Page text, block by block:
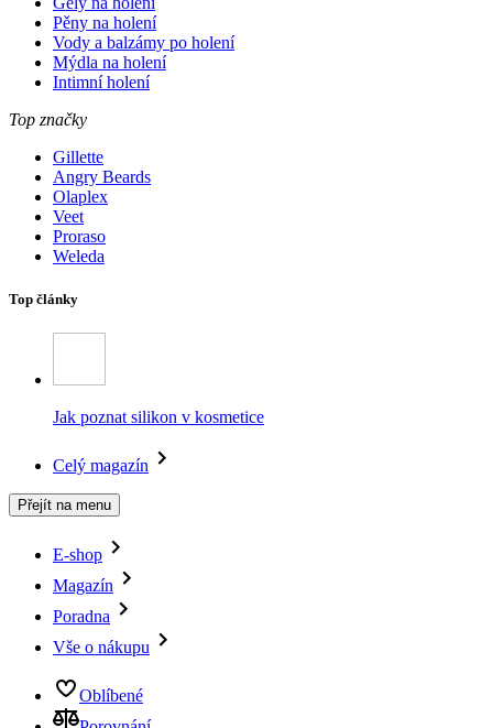
Pěny na holení
Vody a balzámy po holení
Mýdla na holení
Intimní holení
Top značky
Gillette
Angry Beards
Olaplex
Veet
Proraso
Weleda
Top články
Jak poznat silikon v kosmetice
Celý magazín
Přejít na menu
E-shop
Magazín
Poradna
Vše o nákupu
Oblíbené